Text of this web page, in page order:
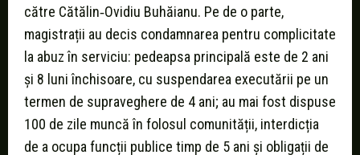
către Cătălin‑Ovidiu Buhăianu. Pe de o parte,
magistrații au decis condamnarea pentru complicitate
la abuz în serviciu: pedeapsa principală este de 2 ani
și 8 luni închisoare, cu suspendarea executării pe un
termen de supraveghere de 4 ani; au mai fost dispuse
100 de zile muncă în folosul comunității, interdicția
de a ocupa funcții publice timp de 5 ani și obligații de